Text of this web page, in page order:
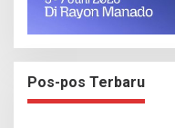
Pos-pos Terbaru